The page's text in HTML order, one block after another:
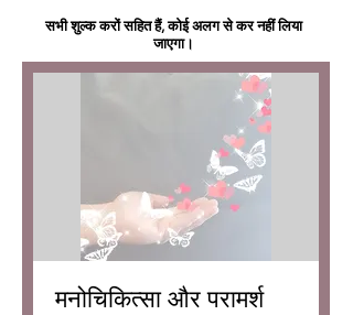
सभी शुल्क करों सहित हैं, कोई अलग से कर नहीं लिया
जाएगा।
मनोचिकित्सा और परामर्श